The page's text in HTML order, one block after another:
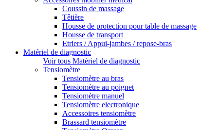
Coussin de massage
Têtière
Housse de protection pour table de massage
Housse de transport
Etriers / Appui-jambes / repose-bras
Matériel de diagnostic
Voir tous Matériel de diagnostic
Tensiomètre
Tensiomètre au bras
Tensiomètre au poignet
Tensiomètre manuel
Tensiomètre electronique
Accessoires tensiomètre
Brassard tensiomètre